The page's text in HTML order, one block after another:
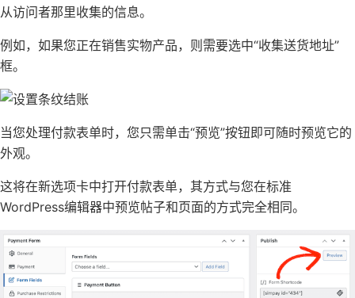
从访问者那里收集的信息。
例如，如果您正在销售实物产品，则需要选中“收集送货地址”
框。
当您处理付款表单时，您只需单击“预览”按钮即可随时预览它的
外观。
这将在新选项卡中打开付款表单，其方式与您在标准
WordPress编辑器中预览帖子和页面的方式完全相同。